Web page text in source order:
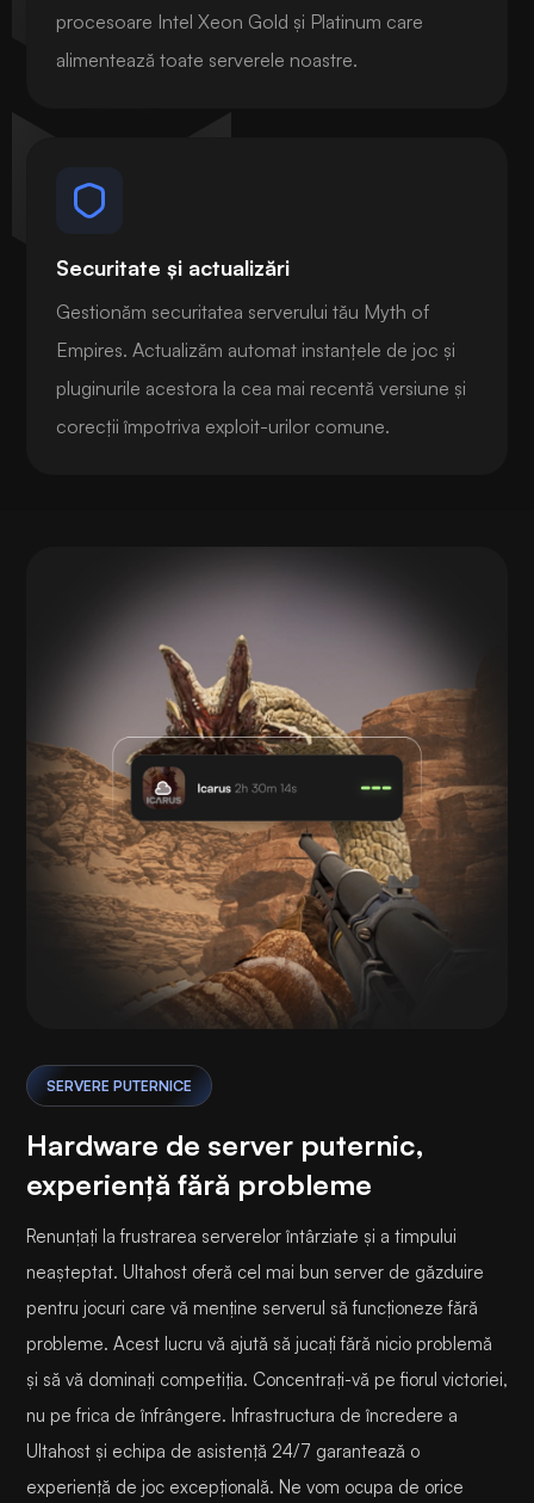
procesoare Intel Xeon Gold și Platinum care
alimentează toate serverele noastre.
Securitate și actualizări
Gestionăm securitatea serverului tău Myth of
Empires. Actualizăm automat instanțele de joc și
pluginurile acestora la cea mai recentă versiune și
corecții împotriva exploit-urilor comune.
SERVERE PUTERNICE
Hardware de server puternic,
experiență fără probleme
Renunțați la frustrarea serverelor întârziate și a timpului
neașteptat. Ultahost oferă cel mai bun server de găzduire
pentru jocuri care vă menține serverul să funcționeze fără
probleme. Acest lucru vă ajută să jucați fără nicio problemă
și să vă dominați competiția. Concentrați-vă pe fiorul victoriei,
nu pe frica de înfrângere. Infrastructura de încredere a
Ultahost și echipa de asistență 24/7 garantează o
experiență de joc excepțională. Ne vom ocupa de orice